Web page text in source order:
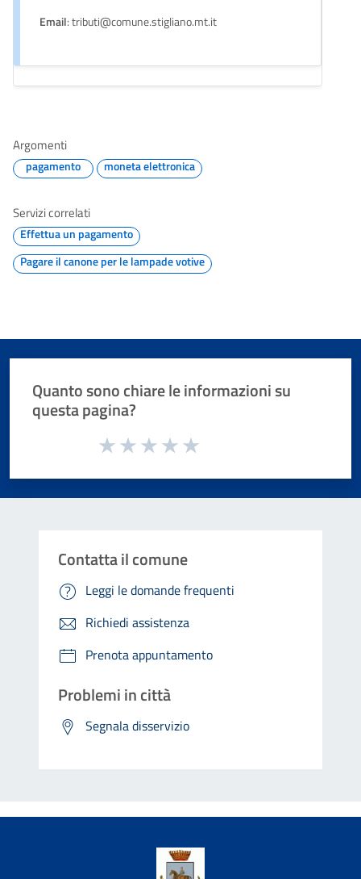
Email: tributi@comune.stigliano.mt.it
Argomenti
pagamento moneta elettronica
Servizi correlati
Effettua un pagamento
Pagare il canone per le lampade votive
Quanto sono chiare le informazioni su
questa pagina?
Valuta da 1 a 5 stelle la pagina
Contatta il comune
Leggi le domande frequenti
Richiedi assistenza
Prenota appuntamento
Problemi in città
Segnala disservizio